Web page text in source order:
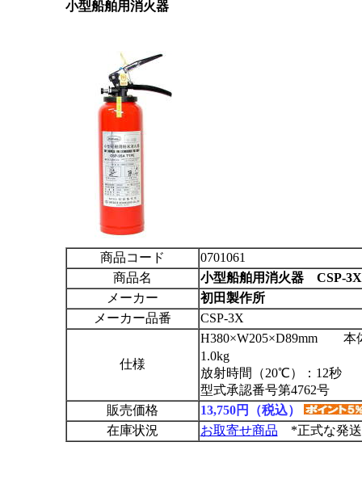
小型船舶用消火器
商品コード
0701061
商品名
小型船舶用消火器 CSP-3X
メーカー
初田製作所
メーカー品番
CSP-3X
仕様
H380×W205×D89mm
1.0kg
放射時間（20℃）：12秒
型式承認番号第4762号
販売価格
13,750円（税込）
在庫状況
お取寄せ商品 *正式な発送